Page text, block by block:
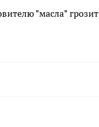
"масла" грозит